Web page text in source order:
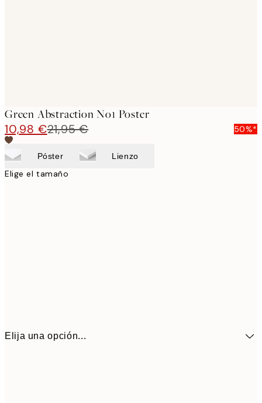
Green Abstraction No1 Poster
10,98 €21,95 € 50%*
Póster Lienzo
Elige el tamaño
Elija una opción...